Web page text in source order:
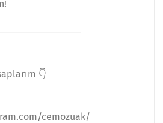
👇
cemozuak/